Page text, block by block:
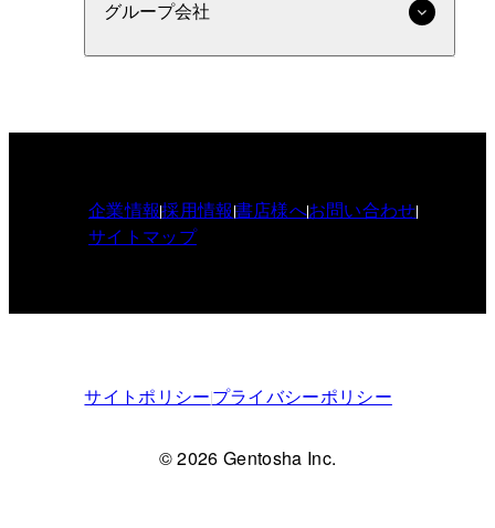
グループ会社
企業情報採用情報書店様へお問い合わせ
サイトマップ
サイトポリシープライバシーポリシー
© 2026 Gentosha Inc.